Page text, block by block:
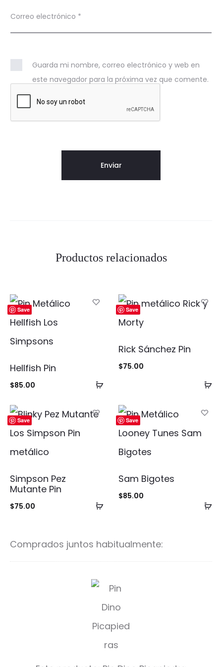
Correo electrónico *
Guarda mi nombre, correo electrónico y web en
este navegador para la próxima vez que comente.
Productos relacionados
Save
Añadir
carrito
Hellfish Pin
$85.00
Save
Rick Sánchez Pin
$75.00
Save
Añadir
Simpson Pez
Mutante Pin
$75.00
Save
Sam Bigotes
$85.00
Comprados juntos habitualmente:
P
i
n
D